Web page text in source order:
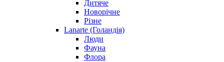
Дитяче
Новорічне
Різне
Lanarte (Голандія)
Люди
Фауна
Флора